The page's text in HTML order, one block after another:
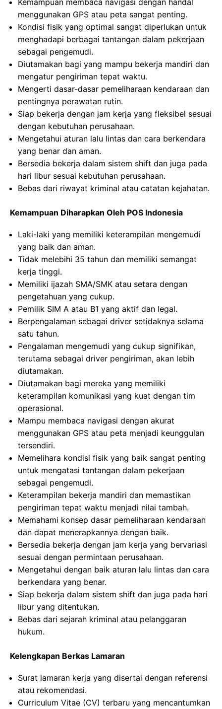
Kemampuan membaca navigasi dengan handal
menggunakan GPS atau peta sangat penting.
Kondisi fisik yang optimal sangat diperlukan untuk
menghadapi berbagai tantangan dalam pekerjaan
sebagai pengemudi.
Diutamakan bagi yang mampu bekerja mandiri dan
mengatur pengiriman tepat waktu.
Mengerti dasar-dasar pemeliharaan kendaraan dan
pentingnya perawatan rutin.
Siap bekerja dengan jam kerja yang fleksibel sesuai
dengan kebutuhan perusahaan.
Mengetahui aturan lalu lintas dan cara berkendara
yang benar dan aman.
Bersedia bekerja dalam sistem shift dan juga pada
hari libur sesuai kebutuhan perusahaan.
Bebas dari riwayat kriminal atau catatan kejahatan.
Kemampuan Diharapkan Oleh POS Indonesia
Laki-laki yang memiliki keterampilan mengemudi
yang baik dan aman.
Tidak melebihi 35 tahun dan memiliki semangat
kerja tinggi.
Memiliki ijazah SMA/SMK atau setara dengan
pengetahuan yang cukup.
Pemilik SIM A atau B1 yang aktif dan legal.
Berpengalaman sebagai driver setidaknya selama
satu tahun.
Pengalaman mengemudi yang cukup signifikan,
terutama sebagai driver pengiriman, akan lebih
diutamakan.
Diutamakan bagi mereka yang memiliki
keterampilan komunikasi yang kuat dengan tim
operasional.
Mampu membaca navigasi dengan akurat
menggunakan GPS atau peta menjadi keunggulan
tersendiri.
Memelihara kondisi fisik yang baik sangat penting
untuk mengatasi tantangan dalam pekerjaan
sebagai pengemudi.
Keterampilan bekerja mandiri dan memastikan
pengiriman tepat waktu menjadi nilai tambah.
Memahami konsep dasar pemeliharaan kendaraan
dan dapat menerapkannya dengan baik.
Bersedia bekerja dengan jam kerja yang bervariasi
sesuai dengan permintaan perusahaan.
Mengetahui dengan baik aturan lalu lintas dan cara
berkendara yang benar.
Siap bekerja dalam sistem shift dan juga pada hari
libur yang ditentukan.
Bebas dari sejarah kriminal atau pelanggaran
hukum.
Kelengkapan Berkas Lamaran
Surat lamaran kerja yang disertai dengan referensi
atau rekomendasi.
Curriculum Vitae (CV) terbaru yang mencantumkan